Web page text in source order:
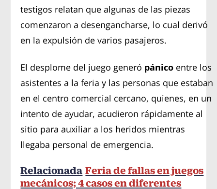
testigos relatan que algunas de las piezas
comenzaron a desengancharse, lo cual derivó
en la expulsión de varios pasajeros.
El desplome del juego generó pánico entre los
asistentes a la feria y las personas que estaban
en el centro comercial cercano, quienes, en un
intento de ayudar, acudieron rápidamente al
sitio para auxiliar a los heridos mientras
llegaba personal de emergencia.
Relacionada Feria de fallas en juegos
mecánicos; 4 casos en diferentes